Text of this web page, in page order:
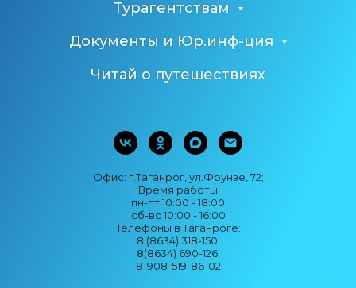
Турагентствам
Документы и Юр.инф-ция
Читай о путешествиях
Офис: г.Таганрог, ул.Фрунзе, 72;
Время работы
пн-пт 10:00 - 18:00
сб-вс 10:00 - 16:00
Телефоны в Таганроге:
8 (8634) 318-150;
8(8634) 690-126;
8-908-519-86-02